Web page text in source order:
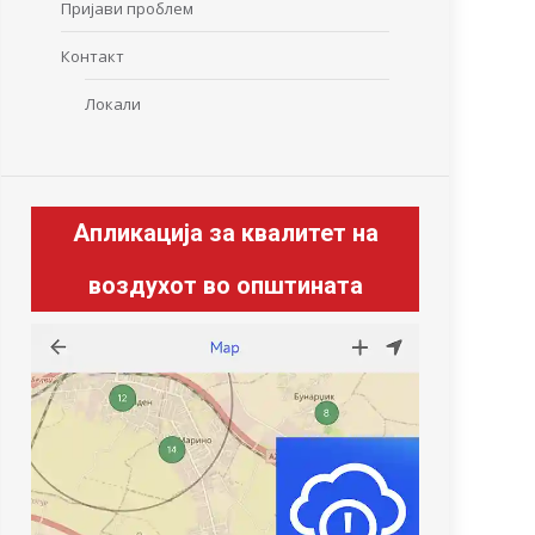
Пријави проблем
Контакт
Локали
Апликација за квалитет на
воздухот во општината